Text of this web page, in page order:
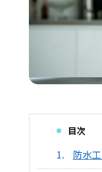
目次
防水